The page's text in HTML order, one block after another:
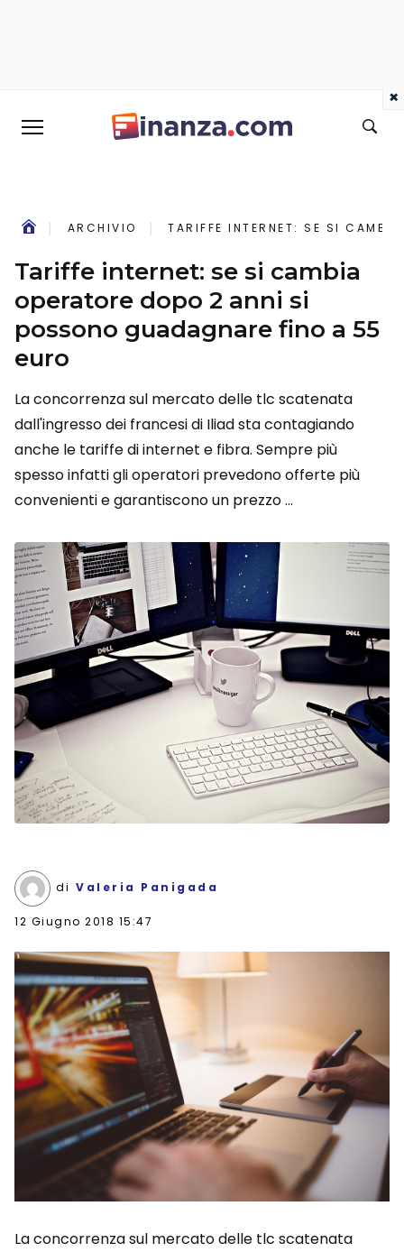
ARCHIVIO TARIFFE INTERNET: SE SI
Tariffe internet: se si cambia
operatore dopo 2 anni si
possono guadagnare fino a 55
euro
La concorrenza sul mercato delle tlc scatenata
dall'ingresso dei francesi di Iliad sta contagiando
anche le tariffe di internet e fibra. Sempre più
spesso infatti gli operatori prevedono offerte più
convenienti e garantiscono un prezzo ...
di Valeria Panigada
12 Giugno 2018 15:47
La concorrenza sul mercato delle tlc scatenata
×